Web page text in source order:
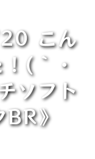
20 こん
(｀・
ソフト
》